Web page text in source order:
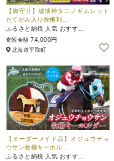
【御守り】破壊神タニノギムレット
たてがみ入り牧柵利…
ふるさと納税 人気 おすす…
寄附金額 74,000円
北海道平取町
【オーダーメイド品】オジュウチョ
ウサン牧柵キーホル…
ふるさと納税 人気 おすす…